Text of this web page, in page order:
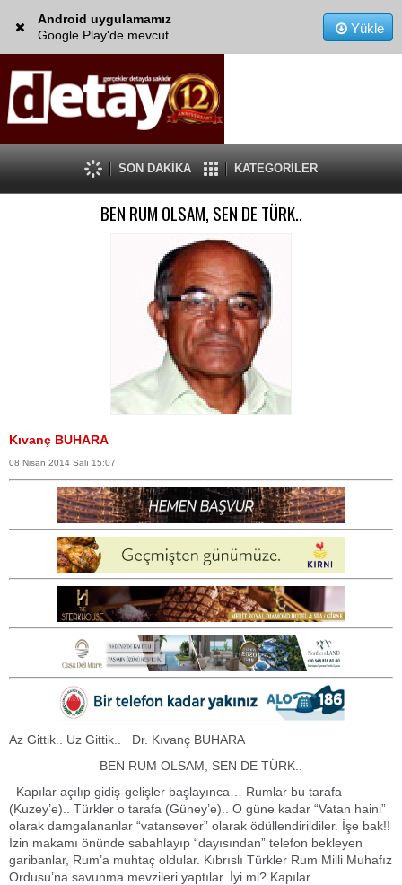
Android uygulamamız
Google Play'de mevcut
Yükle
SON DAKİKA KATEGORİLER
BEN RUM OLSAM, SEN DE TÜRK..
Kıvanç BUHARA
08 Nisan 2014 Salı 15:07
Az Gittik.. Uz Gittik.. Dr. Kıvanç BUHARA
BEN RUM OLSAM, SEN DE TÜRK..
Kapılar açılıp gidiş-gelişler başlayınca… Rumlar bu tarafa
(Kuzey’e).. Türkler o tarafa (Güney’e).. O güne kadar “Vatan haini”
olarak damgalananlar “vatansever” olarak ödüllendirildiler. İşe bak!!
İzin makamı önünde sabahlayıp “dayısından” telefon bekleyen
garibanlar, Rum’a muhtaç oldular. Kıbrıslı Türkler Rum Milli Muhafız
Ordusu’na savunma mevzileri yaptılar. İyi mi? Kapılar